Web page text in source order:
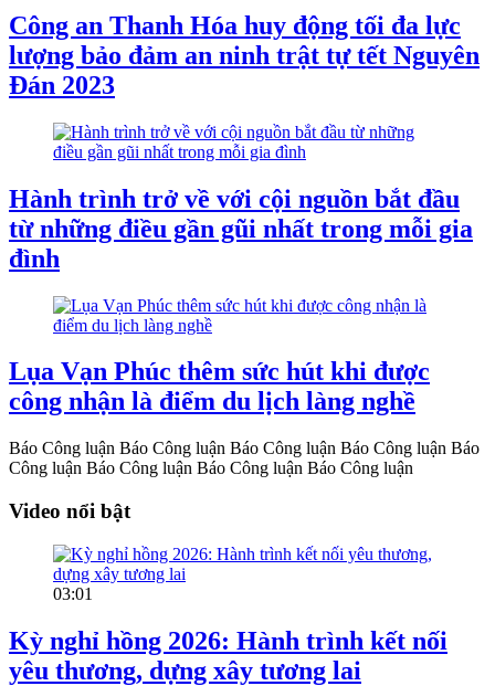
Công an Thanh Hóa huy động tối đa lực
lượng bảo đảm an ninh trật tự tết Nguyên
Đán 2023
Hành trình trở về với cội nguồn bắt đầu
từ những điều gần gũi nhất trong mỗi gia
đình
Lụa Vạn Phúc thêm sức hút khi được
công nhận là điểm du lịch làng nghề
Báo Công luận Báo Công luận Báo Công luận Báo Công luận Báo
Công luận Báo Công luận Báo Công luận Báo Công luận
Video nổi bật
03:01
Kỳ nghỉ hồng 2026: Hành trình kết nối
yêu thương, dựng xây tương lai